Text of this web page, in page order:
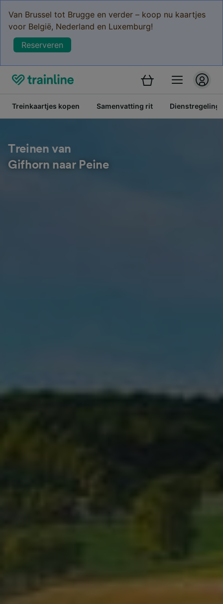
Van Brussel tot Brugge en verder – koop nu kaartjes
voor België, Nederland en Luxemburg!
Reserveren
Treinkaartjes kopen Samenvatting rit Dienstregeling
Treinen van
Gifhorn naar Peine